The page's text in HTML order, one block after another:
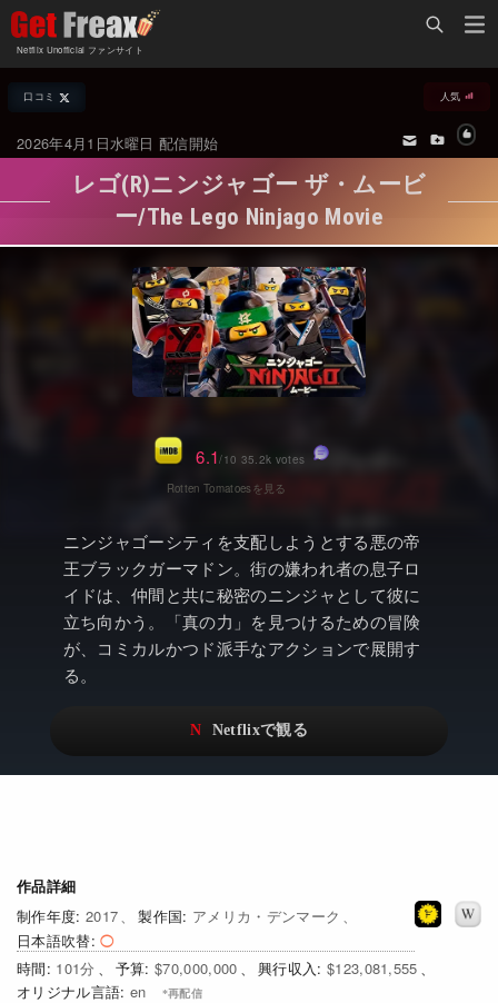
Netflix Unofficial ファンサイト
Netflix新着作品
オールジャンル
海外ドラマ・シリーズ
海外映画
国内TV番組・ドラマ
国内映画
アジアTV番組・ドラマ
アジア映画
ドキュメンタリー
Netflixオリジナル作品
リアリティ
その他の国のTV番組
配信終了予定の作品
海外ドラマ・ラインナップ
Netflix 人気ランキング
Netflix 全作品ラインナップ
Netflix配信作品カスタム検索
トレンド
VOD 総合作品情報
Netflix・VOD総合News
Watchlistへ
Netflix Video
…
Netflix 高い評価の海外作品
過去の配信終了作品
Get Freaxフォーラム
口コミ 人気
2026年4月1日水曜日 配信開始
レゴ(R)ニンジャゴー ザ・ムービ
ー/The Lego Ninjago Movie
ニンジャゴーシティを支配しようとする悪の帝
王ブラックガーマドン。街の嫌われ者の息子ロ
イドは、仲間と共に秘密のニンジャとして彼に
立ち向かう。「真の力」を見つけるための冒険
が、コミカルかつド派手なアクションで展開す
る。
作品詳細
2017
アメリカ・デンマーク
日本語吹替
101
$70,000,000
$123,081,555
en
6.1/10 35.2k votes